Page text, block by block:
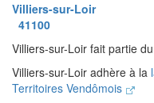
Villiers-sur-Loir
41100
Villiers-sur-Loir fait partie du
Villiers-sur-Loir adhère à la
Territoires Vendômois